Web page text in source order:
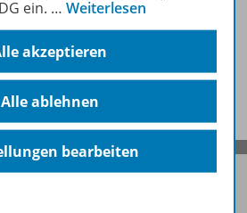
der Ausgabe
ein. … Weiterlesen
akzeptieren
Alle ablehnen
bearbeiten